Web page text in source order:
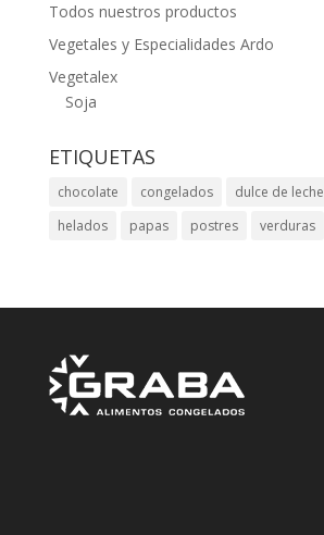
Todos nuestros productos
Vegetales y Especialidades Ardo
Vegetalex
Soja
ETIQUETAS
chocolate congelados dulce de leche
helados
papas postres verduras